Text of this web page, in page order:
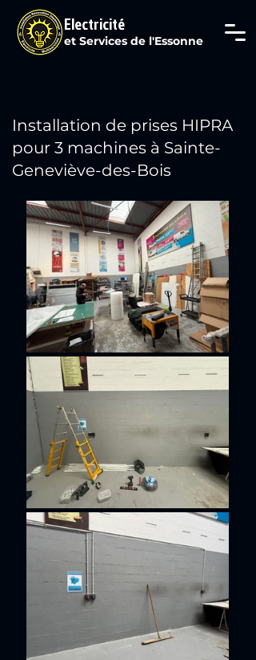
Electricité
et Services de l'Essonne
Installation de prises HIPRA
pour 3 machines à Sainte-
Geneviève-des-Bois